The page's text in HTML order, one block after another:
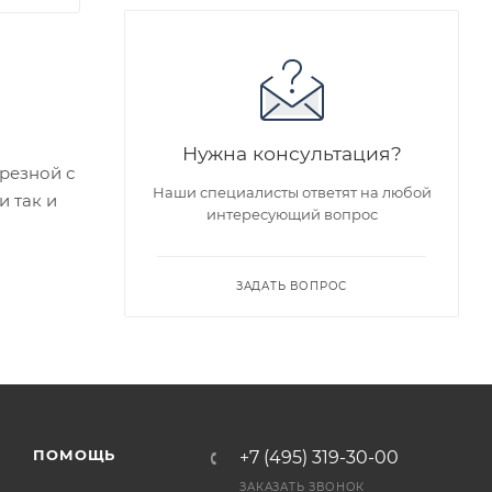
с
так и
Нужна консультация?
Наши специалисты ответят на любой
интересующий вопрос
ЗАДАТЬ ВОПРОС
ПОМОЩЬ +7 (495) 319-30-00
ЗАКАЗАТЬ ЗВОНОК